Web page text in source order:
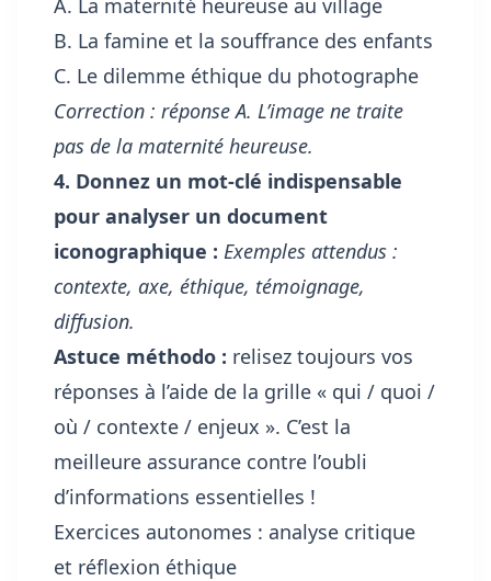
A. La maternité heureuse au village
B. La famine et la souffrance des enfants
C. Le dilemme éthique du photographe
Correction : réponse A. L’image ne traite
pas de la maternité heureuse.
4. Donnez un mot-clé indispensable
pour analyser un document
iconographique : Exemples attendus :
contexte, axe, éthique, témoignage,
diffusion.
Astuce méthodo : relisez toujours vos
réponses à l’aide de la grille « qui / quoi /
où / contexte / enjeux ». C’est la
meilleure assurance contre l’oubli
d’informations essentielles !
Exercices autonomes : analyse critique
et réflexion éthique